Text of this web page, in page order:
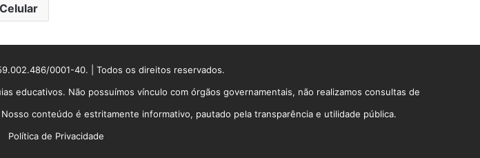
0001-40. | Todos os direitos reservados.
educativos. Não possuímos vínculo com órgãos governamentais, não realizamos consultas de
conteúdo é estritamente informativo, pautado pela transparência e utilidade pública.
Política de Privacidade